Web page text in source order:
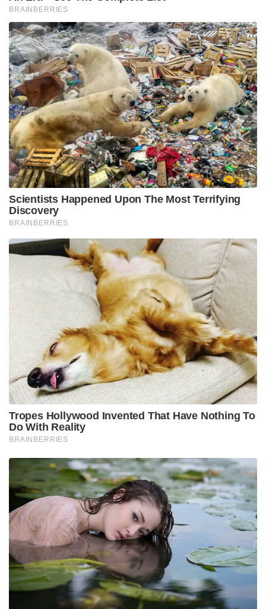
മുൻപ് ഇന്ത്യക്ക് തകർപ്പൻ തുടക്കങ്ങൾ
സമ്മാനിച്ചിരുന്ന ‘അൾട്രാ അഗ്രസീവ്’ ബാറ്റിംഗ് ശൈലി
തുടരാൻ നിലവിൽ രോഹിതിന് സാധിക്കാത്തതിലും ടീം
മാനേജ്മെന്റിന് അതൃപ്തിയുണ്ട്. റിപ്പോർട്ടിലെ ഏറ്റവും
വലിയ വെളിപ്പെടുത്തൽ വിരാട് കോഹ്‌ലിയെയും
രോഹിത് ശർമ്മയെയും കുറിച്ചുള്ളതാണ്. ഇതുവരെ
രണ്ടുപേരെയും ഒരേ തട്ടിലാണ് സെലക്ഷനായി
പരിഗണിച്ചിരുന്നതെങ്കിൽ ഇനി അത് ഉണ്ടാകില്ല.
“നിലവിൽ വിരാട് കോഹ്‌ലിയുടെ ഫിറ്റ്നസും ഫോമും
ഇന്ത്യയിലെ ഭൂരിഭാഗം ക്രിക്കറ്റ് താരങ്ങളേക്കാളും
വളരെ മുന്നിലാണ്. അതുകൊണ്ട് കോഹ്‌ലിയെയും
രോഹിതിനെയും ഇനി ഒരുമിച്ച് കൂട്ടിക്കുഴയ്ക്കരുത്.
ബി.സി.സി.ഐ മെഡിക്കൽ ടീമുമായി ആലോചിച്ച
ശേഷം രോഹിതിന്റെ കാര്യത്തിൽ കടുത്തൊരു
ഭാവി മുൻകൂട്ടി കണ്ട് യശസ്വി ജയ്‌സ്വാളിനൊപ്പം
ഇഷാൻ കിഷനെയും ബാക്കപ്പ് ഓപ്പണറായി
സെലക്ടർമാർ ഒരുക്കുന്നുണ്ട്. ഗില്ലിനോ ജയ്‌സ്വാളിനോ
പരിക്കേറ്റാൽ ലോകകപ്പിലേക്ക് മറ്റൊരു
ഓപ്പണറെക്കൂടി സജ്ജമാക്കുകയാണ് ലക്ഷ്യം.
Tags: bcci rohit sharma ipl 2026